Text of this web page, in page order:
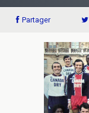
Partager